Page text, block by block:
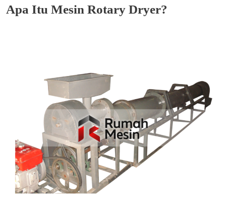
Apa Itu Mesin Rotary Dryer?